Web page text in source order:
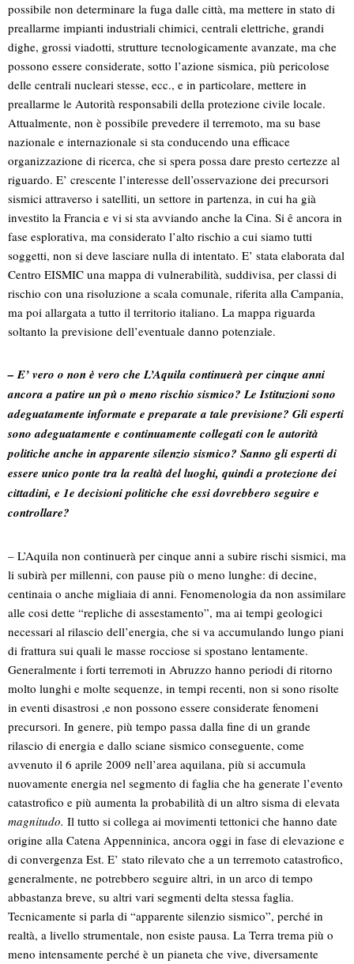
possibile non determinare la fuga dalle città, ma mettere in stato di
preallarme impianti industriali chimici, centrali elettriche, grandi
dighe, grossi viadotti, strutture tecnologicamente avanzate, ma che
possono essere considerate, sotto l’azione sismica, più pericolose
delle centrali nucleari stesse, ecc., e in particolare, mettere in
preallarme le Autorità responsabili della protezione civile locale.
Attualmente, non è possibile prevedere il terremoto, ma su base
nazionale e internazionale si sta conducendo una efficace
organizzazione di ricerca, che si spera possa dare presto certezze al
riguardo. E’ crescente l’interesse dell’osservazione dei precursori
sismici attraverso i satelliti, un settore in partenza, in cui ha già
investito la Francia e vi si sta avviando anche la Cina. Si ê ancora in
fase esplorativa, ma considerato l’alto rischio a cui siamo tutti
soggetti, non si deve lasciare nulla di intentato. E’ stata elaborata dal
Centro EISMIC una mappa di vulnerabilità, suddivisa, per classi di
rischio con una risoluzione a scala comunale, riferita alla Campania,
ma poi allargata a tutto il territorio italiano. La mappa riguarda
soltanto la previsione dell’eventuale danno potenziale.
– E’ vero o non è vero che L’Aquila continuerà per cinque anni
ancora a patire un pù o meno rischio sismico? Le Istituzioni sono
adeguatamente informate e preparate a tale previsione? Gli esperti
sono adeguatamente e continuamente collegati con le autorità
politiche anche in apparente silenzio sismico? Sanno gli esperti di
essere unico ponte tra la realtà del luoghi, quindi a protezione dei
cittadini, e 1e decisioni politiche che essi dovrebbero seguire e
controllare?
– L’Aquila non continuerà per cinque anni a subire rischi sismici, ma
li subirà per millenni, con pause più o meno lunghe: di decine,
centinaia o anche migliaia di anni. Fenomenologia da non assimilare
alle cosi dette “repliche di assestamento”, ma ai tempi geologici
necessari al rilascio dell’energia, che si va accumulando lungo piani
di frattura sui quali le masse rocciose si spostano lentamente.
Generalmente i forti terremoti in Abruzzo hanno periodi di ritorno
molto lunghi e molte sequenze, in tempi recenti, non si sono risolte
in eventi disastrosi ,e non possono essere considerate fenomeni
precursori. In genere, più tempo passa dalla fine di un grande
rilascio di energia e dallo sciane sismico conseguente, come
avvenuto il 6 aprile 2009 nell’area aquilana, più si accumula
nuovamente energia nel segmento di faglia che ha generate l’evento
catastrofico e più aumenta la probabilità di un altro sisma di elevata
magnitudo. Il tutto si collega ai movimenti tettonici che hanno date
origine alla Catena Appenninica, ancora oggi in fase di elevazione e
di convergenza Est. E’ stato rilevato che a un terremoto catastrofico,
generalmente, ne potrebbero seguire altri, in un arco di tempo
abbastanza breve, su altri vari segmenti delta stessa faglia.
Tecnicamente si parla di “apparente silenzio sismico”, perché in
realtà, a livello strumentale, non esiste pausa. La Terra trema più o
meno intensamente perché è un pianeta che vive, diversamente